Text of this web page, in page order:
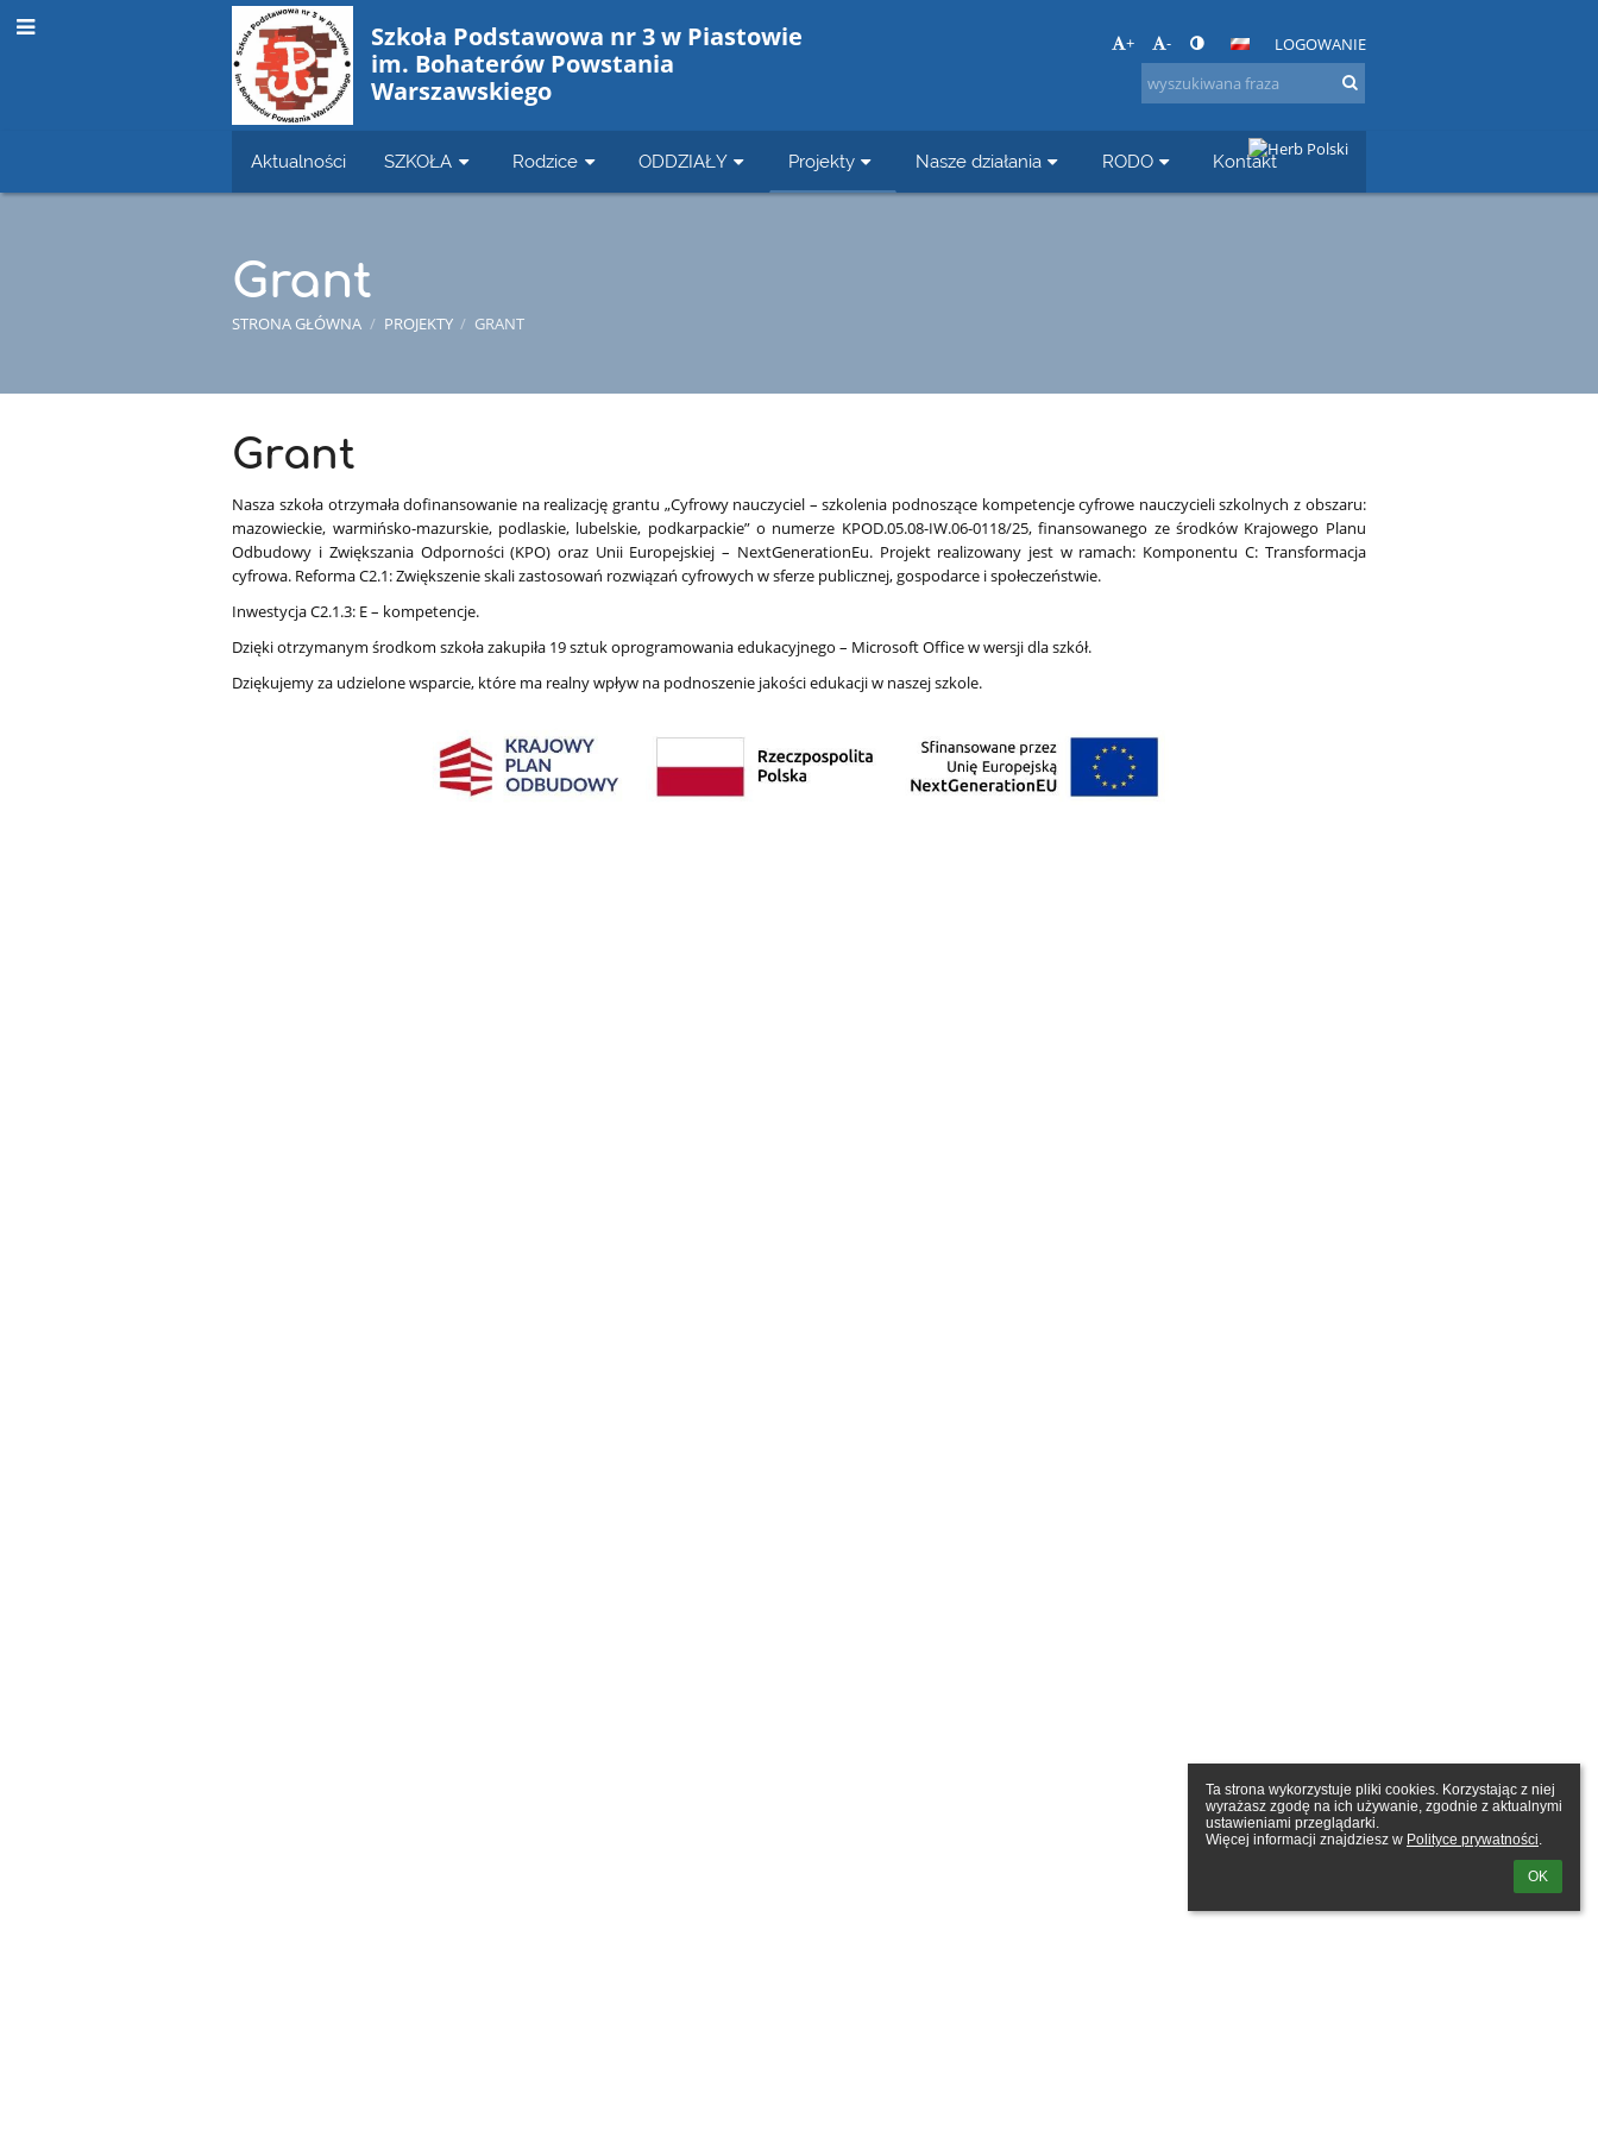
Ta strona wykorzystuje pliki cookies. Korzystając z niej
wyrażasz zgodę na ich używanie, zgodnie z aktualnymi
ustawieniami przeglądarki.
Więcej informacji znajdziesz w Polityce prywatności.
OK
Szkoła Podstawowa nr 3 w Piastowie
im. Bohaterów Powstania
Warszawskiego
+ - LOGOWANIE
Aktualności SZKOŁA Rodzice ODDZIAŁY Projekty Nasze działania RODO Kontakt
Grant
STRONA GŁÓWNA / PROJEKTY / GRANT
Grant
Grant
Nasza szkoła otrzymała dofinansowanie na realizację grantu „Cyfrowy nauczyciel – szkolenia podnoszące kompetencje cyfrowe nauczycieli szkolnych z obszaru:
mazowieckie, warmińsko-mazurskie, podlaskie, lubelskie, podkarpackie” o numerze KPOD.05.08-IW.06-0118/25, finansowanego ze środków Krajowego Planu
Odbudowy i Zwiększania Odporności (KPO) oraz Unii Europejskiej – NextGenerationEu. Projekt realizowany jest w ramach: Komponentu C: Transformacja
cyfrowa. Reforma C2.1: Zwiększenie skali zastosowań rozwiązań cyfrowych w sferze publicznej, gospodarce i społeczeństwie.
Inwestycja C2.1.3: E – kompetencje.
Dzięki otrzymanym środkom szkoła zakupiła 19 sztuk oprogramowania edukacyjnego – Microsoft Office w wersji dla szkół.
Dziękujemy za udzielone wsparcie, które ma realny wpływ na podnoszenie jakości edukacji w naszej szkole.